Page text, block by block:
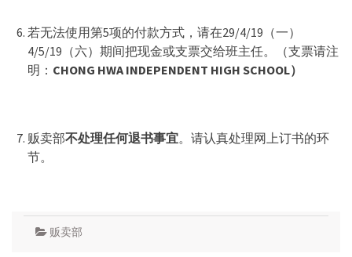
若无法使用第5项的付款方式，请在29/4/19（一）
4/5/19（六）期间把现金或支票交给班主任。（支票请注
明： CHONG HWA INDEPENDENT HIGH SCHOOL）
贩卖部不处理任何退书事宜。请认真处理网上订书的环
节。
贩卖部